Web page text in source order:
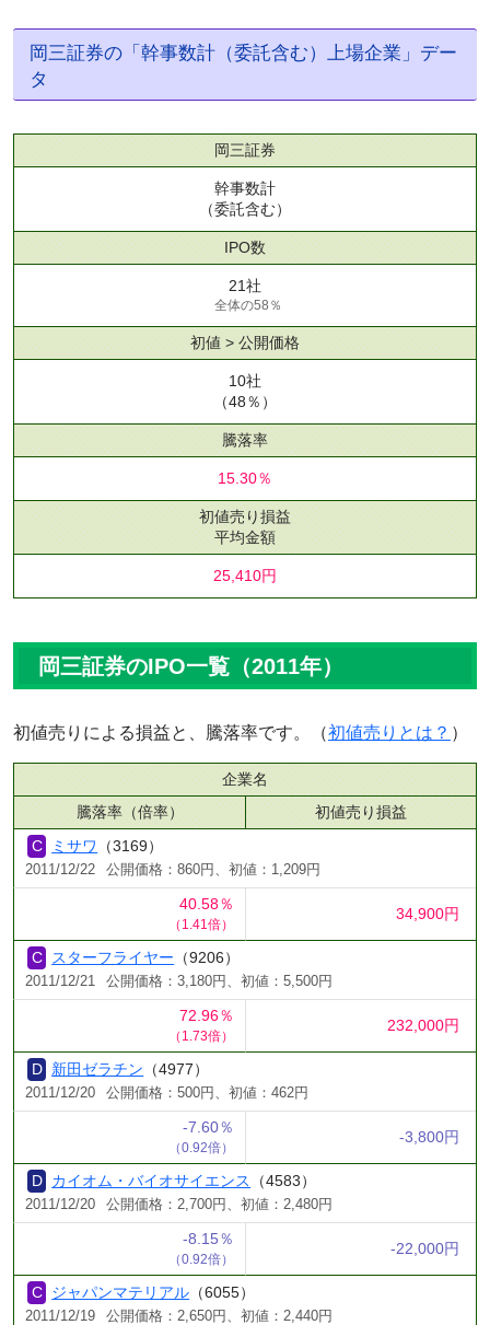
岡三証券の「幹事数計（委託含む）上場企業」デー
タ
岡三証券
幹事数計
（委託含む）
IPO数
21社
全体の58％
初値 > 公開価格
10社
（48％）
騰落率
15.30％
初値売り損益
平均金額
25,410円
岡三証券のIPO一覧（2011年）
初値売りによる損益と、騰落率です。（初値売りとは？ ）
企業名
騰落率（倍率）
初値売り損益
ミサワ
（3169）
2011/12/22 公開価格：860円、初値：1,209円
40.58％
（1.41倍）
34,900円
スターフライヤー （9206）
2011/12/21 公開価格：3,180円、初値：5,500円
72.96％
（1.73倍）
232,000円
新田ゼラチン （4977）
2011/12/20 公開価格：500円、初値：462円
-7.60％
（0.92倍）
-3,800円
カイオム・バイオサイエンス （4583）
2011/12/20 公開価格：2,700円、初値：2,480円
-8.15％
（0.92倍）
-22,000円
ジャパンマテリアル （6055）
2011/12/19 公開価格：2,650円、初値：2,440円